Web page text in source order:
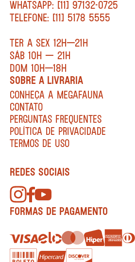
WHATSAPP: [11] 97132-0725
TELEFONE: [11] 5178 5555
TER A SEX 12H—21H
SÁB 10H — 21H
DOM 10H—18H
SOBRE A LIVRARIA
CONHEÇA A MEGAFAUNA
CONTATO
PERGUNTAS FREQUENTES
POLÍTICA DE PRIVACIDADE
TERMOS DE USO
REDES SOCIAIS
FORMAS DE PAGAMENTO